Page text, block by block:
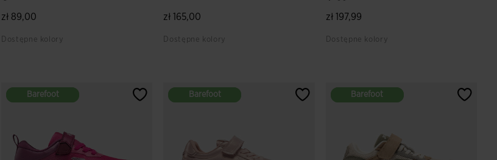
zł 89,00
Dostępne kolory
zł 165,00
Dostępne kolory
zł 197,99
Dostępne kolory
Barefoot
Barefoot Barefoot
Barefoot Barefoot
Barefoot